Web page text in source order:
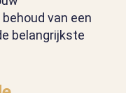
van een
belangrijkste